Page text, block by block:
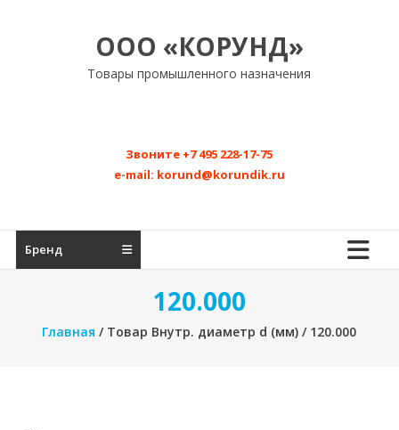
ООО «КОРУНД»
Товары промышленного назначения
Звоните +7 495 228-17-75
e-mail: korund@korundik.ru
Бренд
120.000
Главная / Товар Внутр. диаметр d (мм) / 120.000